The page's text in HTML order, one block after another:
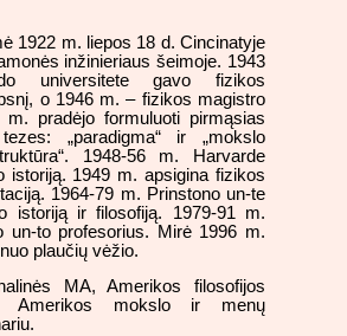
1922 m. liepos 18 d. Cincinatyje
inžinieriaus šeimoje. 1943
universitete gavo fizikos
o 1946 m. – fizikos magistro
m. pradėjo formuluoti pirmąsias
„paradigma“ ir „mokslo
1948-56 m. Harvarde
istoriją. 1949 m. apsigina fizikos
1964-79 m. Prinstono un-te
istoriją ir filosofiją. 1979-91 m.
un-to profesorius. Mirė 1996 m.
plaučių vėžio.
MA, Amerikos filosofijos
Amerikos mokslo ir menų